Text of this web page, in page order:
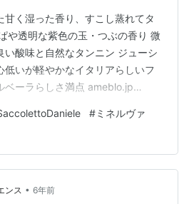
甘く湿った香り、すこし蒸れてタ
や透明な紫色の玉・つぶの香り 微
い酸味と自然なタンニン ジューシ
低いが軽やかなイタリアらしいフ
ベーラらしさ満点 ameblo.jp
ワイン 2014年 ぶどう品種
> Piemonte インポーター エ
#ミネルヴァ
ンス • 6年前